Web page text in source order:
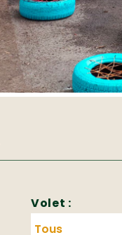
Volet :